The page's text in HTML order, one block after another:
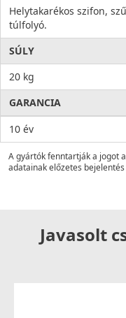
Helytakarékos szifon,
túlfolyó.
SÚLY
20 kg
GARANCIA
10 év
A gyártók fenntartják a jogot
adatainak előzetes
Javasolt